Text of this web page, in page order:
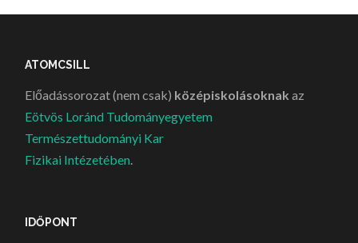
ATOMCSILL
Előadássorozat (nem csak) középiskolásoknak az
Eötvös Loránd Tudományegyetem
Természettudományi Kar
Fizikai Intézetében
IDŐPONT